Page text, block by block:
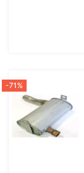
-71%